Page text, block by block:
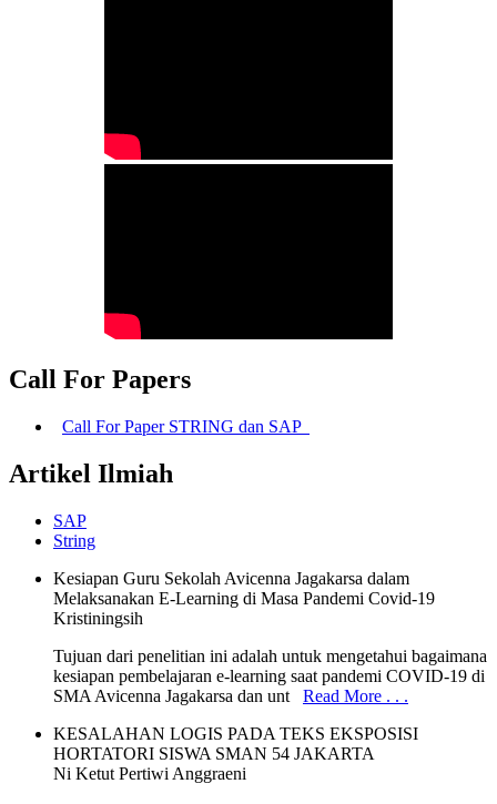
Call For Papers
Call For Paper STRING dan SAP
Artikel Ilmiah
SAP
String
Kesiapan Guru Sekolah Avicenna Jagakarsa dalam
Melaksanakan E-Learning di Masa Pandemi Covid-19
Kristiningsih
Tujuan dari penelitian ini adalah untuk mengetahui bagaimana
kesiapan pembelajaran e-learning saat pandemi COVID-19 di
SMA Avicenna Jagakarsa dan unt Read More . . .
KESALAHAN LOGIS PADA TEKS EKSPOSISI
HORTATORI SISWA SMAN 54 JAKARTA
Ni Ketut Pertiwi Anggraeni